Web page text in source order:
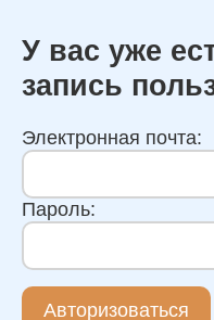
У вас уже
запись
Электронная почта:
Пароль:
Авторизоваться